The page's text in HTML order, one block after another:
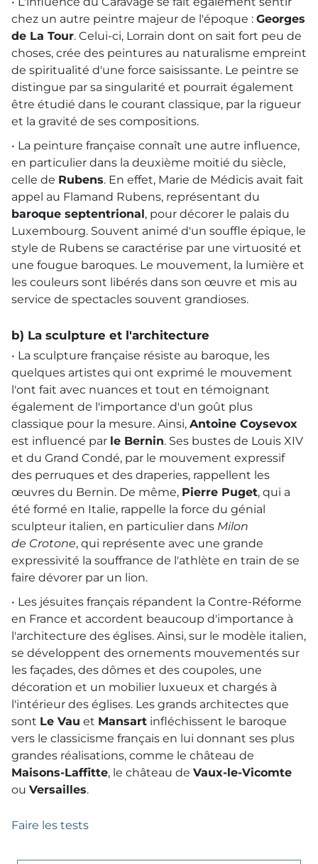
chez un autre peintre majeur de l'époque : Georges
de La Tour. Celui-ci, Lorrain dont on sait fort peu de
choses, crée des peintures au naturalisme empreint
de spiritualité d'une force saisissante. Le peintre se
distingue par sa singularité et pourrait également
être étudié dans le courant classique, par la rigueur
et la gravité de ses compositions.
• La peinture française connaît une autre influence,
en particulier dans la deuxième moitié du siècle,
celle de Rubens. En effet, Marie de Médicis avait fait
appel au Flamand Rubens, représentant du
baroque septentrional, pour décorer le palais du
Luxembourg. Souvent animé d'un souffle épique, le
style de Rubens se caractérise par une virtuosité et
une fougue baroques. Le mouvement, la lumière et
les couleurs sont libérés dans son œuvre et mis au
service de spectacles souvent grandioses.
b) La sculpture et l'architecture
• La sculpture française résiste au baroque, les
quelques artistes qui ont exprimé le mouvement
l'ont fait avec nuances et tout en témoignant
également de l'importance d'un goût plus
classique pour la mesure. Ainsi, Antoine Coysevox
est influencé par le Bernin. Ses bustes de Louis XIV
et du Grand Condé, par le mouvement expressif
des perruques et des draperies, rappellent les
œuvres du Bernin. De même, Pierre Puget, qui a
été formé en Italie, rappelle la force du génial
sculpteur italien, en particulier dans Milon
de Crotone, qui représente avec une grande
expressivité la souffrance de l'athlète en train de se
faire dévorer par un lion.
• Les jésuites français répandent la Contre-Réforme
en France et accordent beaucoup d'importance à
l'architecture des églises. Ainsi, sur le modèle italien,
se développent des ornements mouvementés sur
les façades, des dômes et des coupoles, une
décoration et un mobilier luxueux et chargés à
l'intérieur des églises. Les grands architectes que
sont Le Vau et Mansart infléchissent le baroque
vers le classicisme français en lui donnant ses plus
grandes réalisations, comme le château de
Maisons-Laffitte, le château de Vaux-le-Vicomte
ou Versailles.
Faire les tests